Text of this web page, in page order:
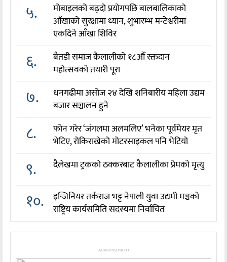
५.
मोबाइलको बढ्दो प्रयोगपछि बालबालिकाको
आँखाको सुरक्षामा ध्यान, शुभारम्भ मन्टेश्वरीमा
एकदिने आँखा शिविर
६.
बैतडी समाज कैलालीको १८औँ रक्तदान
महोत्सवको तयारी पूरा
७.
धनगढीमा असोज २४ देखि शनिबारीय महिला उद्यम
बजार सञ्चालन हुने
८.
फोन गरेर ‘जंगलमा अलमलिए’ भनेका पूर्वमेयर मृत
भेटिए, रोकिराखेको मोटरसाइकल पनि भेटियो
९. दैलेखमा ट्रकको ठक्करबाट कैलालीका प्रेमको मृत्यु
१०.
इन्जिनियर तर्कराज भट्ट नेपाली युवा उद्यमी मञ्चको
राष्ट्रिय कार्यसमिति सदस्यमा निर्वाचित
ADVERTISEMENT